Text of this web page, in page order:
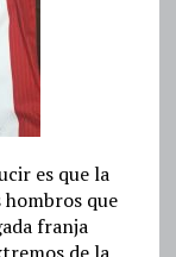
es que la
que
franja